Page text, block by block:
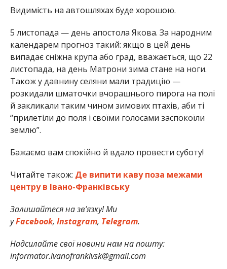
Видимість на автошляхах буде хорошою.
5 листопада — день апостола Якова. За народним
календарем прогноз такий: якщо в цей день
випадає сніжна крупа або град, вважається, що 22
листопада, на день Матрони зима стане на ноги.
Також у давнину селяни мали традицію —
розкидали шматочки вчорашнього пирога на полі
й закликали таким чином зимових птахів, аби ті
“прилетіли до поля і своїми голосами заспокоїли
землю”.
Бажаємо вам спокійно й вдало провести суботу!
Читайте також: Де випити каву поза межами
центру в Івано-Франківську
Залишайтеся на зв’язку! Ми
уFacebook, Instagram, Telegram.
Надсилайте свої новини нам на пошту:
informator.ivanofrankivsk@gmail.com